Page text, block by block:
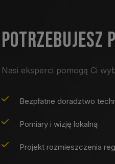
POTRZEBUJESZ
Nasi eksperci pomogą Ci
Bezpłatne doradztwo
Pomiary i wizję lokalną
Projekt rozmieszczenia